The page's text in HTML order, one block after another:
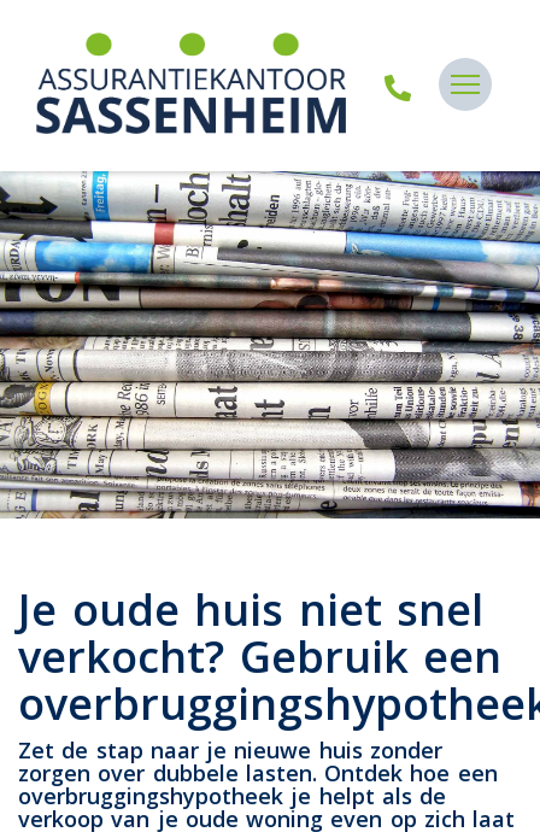
Je oude huis niet snel
verkocht? Gebruik een
Zet de stap naar je nieuwe huis zonder
zorgen over dubbele lasten. Ontdek hoe een
overbruggingshypotheek je helpt als de
verkoop van je oude woning even op zich laat